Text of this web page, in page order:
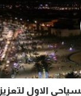
الاول لتعزيز